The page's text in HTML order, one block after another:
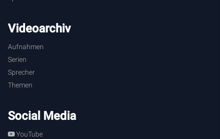
Videoarchiv
Aufnahmen
Serien
Sprecher
Themen
Social Media
YouTube